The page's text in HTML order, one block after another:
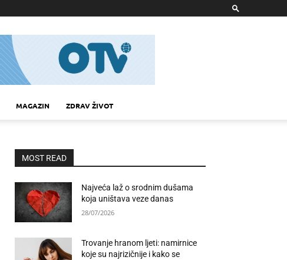
MAGAZIN ZDRAV ŽIVOT
MOST READ
Najveća laž o srodnim dušama
koja uništava veze danas
28/07/2026
Trovanje hranom ljeti: namirnice
koje su najrizičnije i kako se